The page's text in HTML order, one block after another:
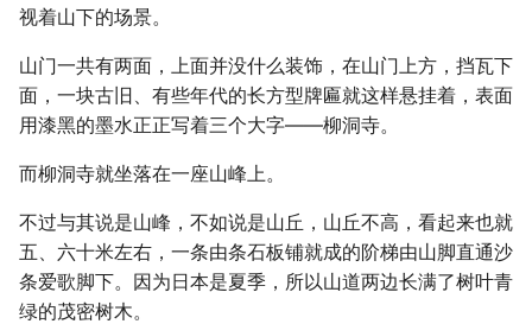
视着山下的场景。
山门一共有两面，上面并没什么装饰，在山门上方，挡瓦下
面，一块古旧、有些年代的长方型牌匾就这样悬挂着，表面
用漆黑的墨水正正写着三个大字――柳洞寺。
而柳洞寺就坐落在一座山峰上。
不过与其说是山峰，不如说是山丘，山丘不高，看起来也就
五、六十米左右，一条由条石板铺就成的阶梯由山脚直通沙
条爱歌脚下。因为日本是夏季，所以山道两边长满了树叶青
绿的茂密树木。